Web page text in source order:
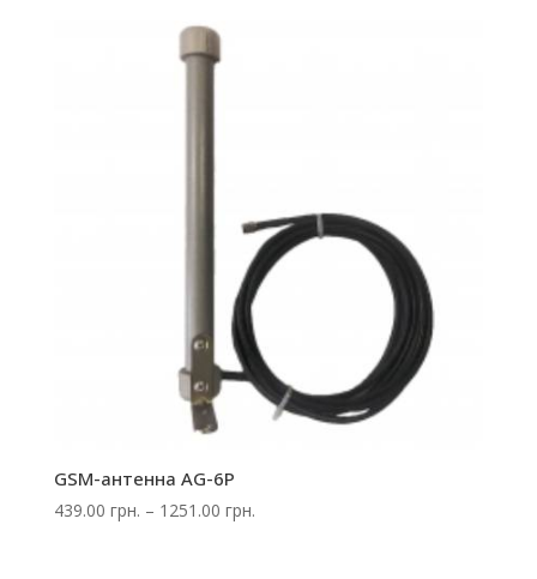
GSM-антенна AG-6P
439.00 грн. – 1251.00 грн.Диапазон